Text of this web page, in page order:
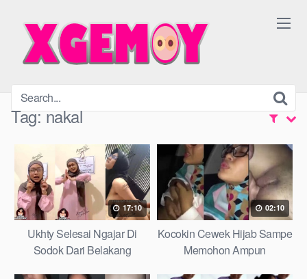
content
Tag:nakal
17:10
Ukhty Selesai Ngajar Di
Sodok Dari Belakang
02:10
Kocokin Cewek Hijab Sampe
Memohon Ampun